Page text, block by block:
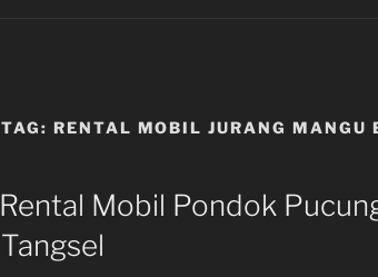
TAG: RENTAL MOBIL JURANG MANGU
Rental Mobil Pondok
Tangsel